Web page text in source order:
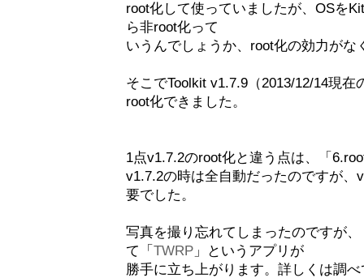
root化して使っていましたが、OSを
ら非root化って
いうんでしょうか、root化の効力がな
そこでToolkit v1.7.9（2013/12/14現
root化できました。
1点v1.7.2のroot化と違う点は、「
v1.7.2の時は全自動だったのですが
要でした。
写真を撮り忘れてしまったのですが
て「 TWRP 」というアプリが
勝手に立ち上がります。詳しくは調